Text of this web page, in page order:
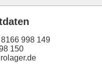
998 149
150